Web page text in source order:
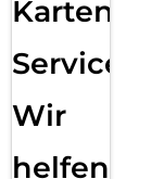
Karten
Service:
Wir
helfen